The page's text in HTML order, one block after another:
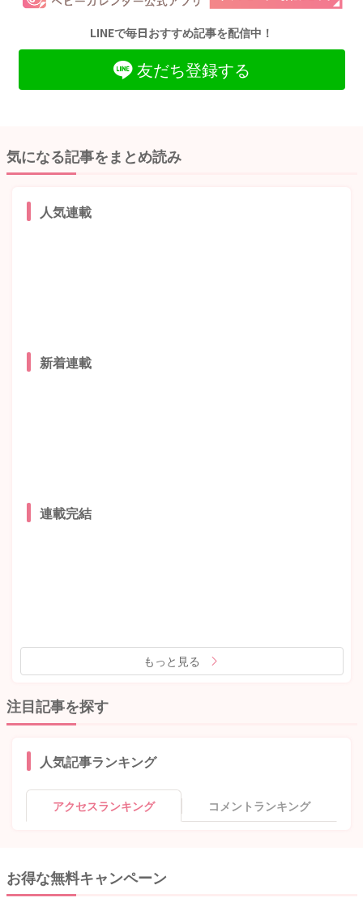
LINEで毎日おすすめ記事を配信中！
友だち登録する
気になる記事をまとめ読み
人気連載
新着連載
連載完結
もっと見る
注目記事を探す
人気記事ランキング
アクセスランキング コメントランキング
お得な無料キャンペーン